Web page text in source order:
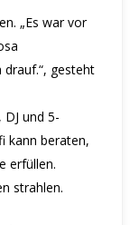
„Es war vor
drauf.“, gesteht
und 5-
kann beraten,
erfüllen.
strahlen.